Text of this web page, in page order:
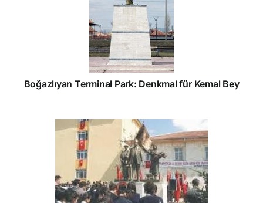
Boğazlıyan Terminal Park: Denkmal für Kemal Bey